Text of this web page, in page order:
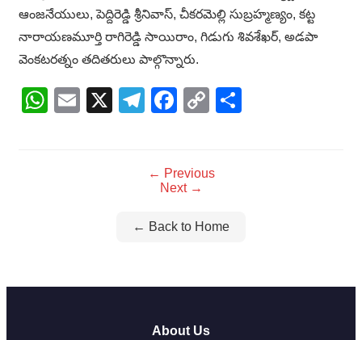
ఆంజనేయులు, పెద్దిరెడ్డి శ్రీనివాస్, చీకరమెల్లి సుబ్రహ్మణ్యం, కట్ట
నారాయణమూర్తి రాగిరెడ్డి సాయిరాం, గిడుగు శివశేఖర్, అడపా
వెంకటరత్నం తదితరులు పాల్గొన్నారు.
WhatsApp
Email
X Telegram
Facebook
Copy
← Previous
Next →
← Back to Home
About Us